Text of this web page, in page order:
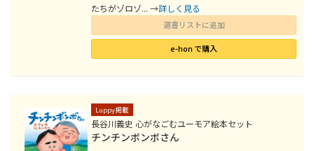
たちがゾロゾ... →詳しく見る
選書リストに追加
e-hon で購入
Luppy掲載
長谷川義史 心がなごむユーモア絵本セット
チンチンボンボさん